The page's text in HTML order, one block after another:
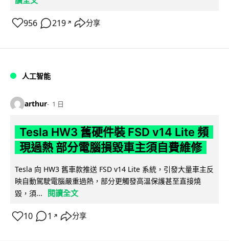
956 219 ↗ 分享
人工智能
arthur 1 日
Tesla HW3 舊硬件裝 FSD v14 Lite 頻
現過熱 部分電腦損毀車主須自費維修
Tesla 向 HW3 舊車款推送 FSD v14 Lite 系統，引發大量車主反
映自動駕駛電腦嚴重過熱，部分更觸發高溫保護甚至直接燒
毀，須...
閱讀全文
10 1 ↗ 分享